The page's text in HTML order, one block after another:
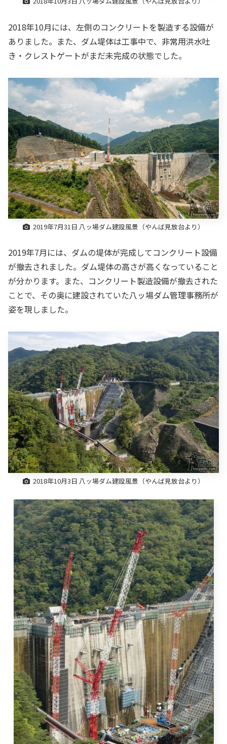
2018年10月には、左側のコンクリートを製造する設備が
ありました。また、ダム堤体は工事中で、非常用洪水吐
き・クレストゲートがまだ未完成の状態でした。
2019年7月31日 八ッ場ダム建設風景（やんば見放台より）
2019年7月には、ダムの堤体が完成してコンクリート設備
が撤去されました。ダム堤体の高さが高くなっていること
が分かります。また、コンクリート製造設備が撤去された
ことで、その奥に建設されていた八ッ場ダム管理事務所が
姿を現しました。
2018年10月3日 八ッ場ダム建設風景（やんば見放台より）